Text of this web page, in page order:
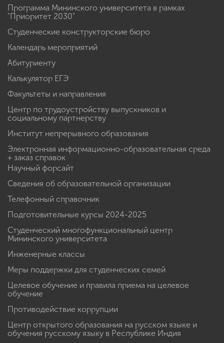
Программа Мининского университета в рамках
"Приоритет 2030"
Студенческие конструкторские бюро
Календарь мероприятий
Абитуриенту
Калькулятор ЕГЭ
Факультеты и направления
Центр по трудоустройству выпускников и
социальному партнерству
Институт непрерывного образования
Электронная информационно-образовательная среда
+ заказ справок
Научный форсайт
Сведения об образовательной организации
Телефонный справочник
Подготовительные курсы 2024-2025
Студенческий многофункциональный центр
Мининского университета
Инженерные классы
Меры поддержки для студенческих семей
Целевое обучение и правила приема на целевое
обучение
Противодействие коррупции
Центр открытого образования на русском языке и
обучения русскому языку в Республике Индия